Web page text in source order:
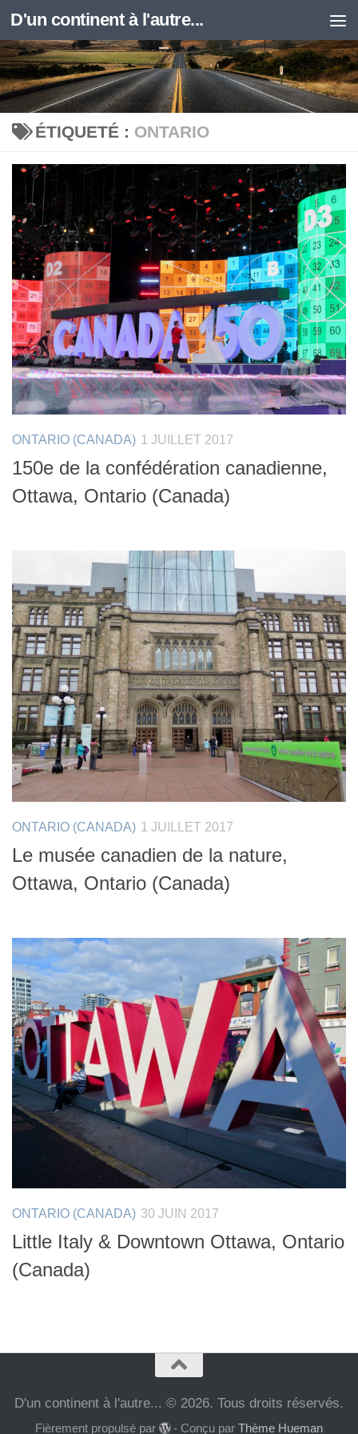
Skip to content
D'un continent à l'autre...
ÉTIQUETÉ : ONTARIO
ONTARIO (CANADA) 1 JUILLET 2017
150e de la confédération canadienne,
Ottawa, Ontario (Canada)
ONTARIO (CANADA) 1 JUILLET 2017
Le musée canadien de la nature,
Ottawa, Ontario (Canada)
ONTARIO (CANADA) 30 JUIN 2017
Little Italy & Downtown Ottawa, Ontario
(Canada)
D'un continent à l'autre... © 2026. Tous droits réservés.
Fièrement propulsé par - Conçu parThème Hueman